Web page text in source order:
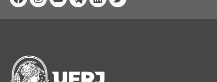
Facebook
Instagram
YoutubeTelegram
Linkedin
Twitter